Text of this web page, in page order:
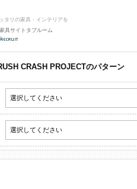
タリの家具・インテリアを
具サイトタブルーム
CRASH PROJECTのパターン